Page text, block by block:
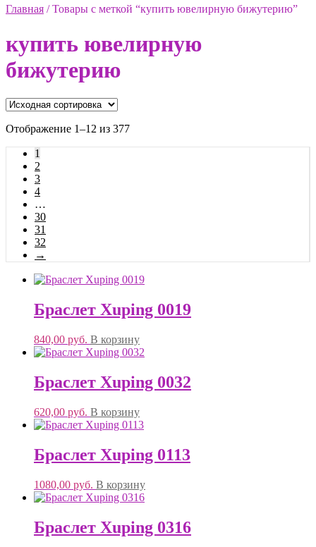
Главная /Товары с меткой “купить ювелирную бижутерию”
купить ювелирную
бижутерию
Отображение 1–12 из 377
1
2
3
4
…
30
31
32
→
Браслет Xuping 0019
840,00 руб. В корзину
Браслет Xuping 0032
620,00 руб. В корзину
Браслет Xuping 0113
1080,00 руб. В корзину
Браслет Xuping 0316